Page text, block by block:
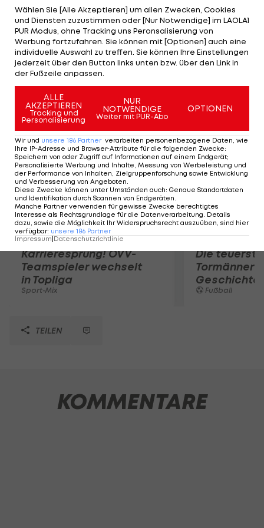
trage die Verantwortung für eine Firma. Fußball
ist mein Hobby", erklärt der 38-Jährige, der mit
dem neuen Präsidenten Helmut Gruber das
Budget von 4,5 auf 6 Mio. Euro ausbauen will. Zum
Sportlichen: "Wichtig wird sein, weniger
Gegentore zu erhalten."
Mehr zum Thema
Karrieresprung! ÖVV-
Teamspieler wechselt
in Topliga
Sport-Mix
Die
Tormänner
Geschichte
Fußball
TEILEN
KOMMENTARE
Wählen Sie [Alle Akzeptieren] um allen Zwecken, Cookies
und Diensten zuzustimmen oder [Nur Notwendige] im LAOLA1
PUR Modus, ohne Tracking uns Peronsalisierung von
Werbung fortzufahren. Sie können mit [Optionen] auch eine
individuelle Auswahl zu treffen. Sie können Ihre Einstellungen
jederzeit über den Button links unten bzw. über den Link in
der Fußzeile anpassen.
ALLE
AKZEPTIEREN
Tracking und
Personalisierung
NUR
NOTWENDIGE
Weiter mit PUR-Abo
OPTIONEN
Wir und unsere 186 Partner verarbeiten personenbezogene Daten, wie
Ihre IP-Adresse und Browser-Attribute für die folgenden Zwecke:
Speichern von oder Zugriff auf Informationen auf einem Endgerät;
Personalisierte Werbung und Inhalte, Messung von Werbeleistung und
der Performance von Inhalten, Zielgruppenforschung sowie Entwicklung
und Verbesserung von Angeboten.
Diese Zwecke können unter Umständen auch: Genaue Standortdaten
und Identifikation durch Scannen von Endgeräten.
Manche Partner verwenden für gewisse Zwecke berechtigtes
Interesse als Rechtsgrundlage für die Datenverarbeitung. Details
dazu, sowie die Möglichkeit Ihr Widerspruchsrecht auszuüben, sind hier
verfügbar: unsere 186 Partner
Impressum Datenschutzrichtlinie